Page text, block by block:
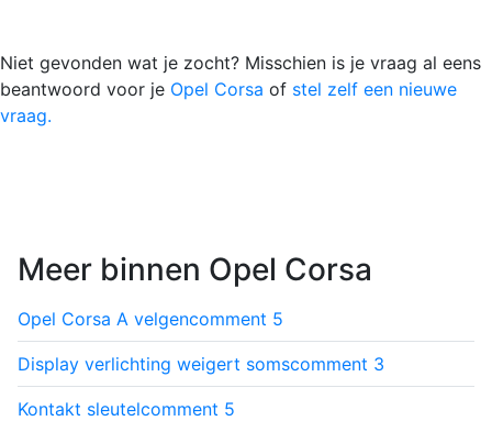
Niet gevonden wat je zocht? Misschien is je vraag al eens
beantwoord voor je Opel Corsa of stel zelf een nieuwe
vraag.
Meer binnen Opel Corsa
Opel Corsa A velgencomment 5
Display verlichting weigert somscomment 3
Kontakt sleutelcomment 5